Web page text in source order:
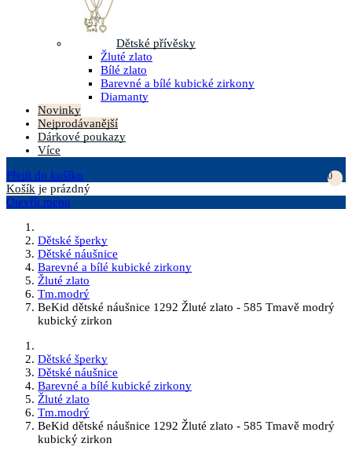
Dětské přívěsky
Žluté zlato
Bílé zlato
Barevné a bílé kubické zirkony
Diamanty
Novinky
Nejprodávanější
Dárkové poukazy
Více
Přejít do košíku
0
Košík je prázdný
Otevřít menu
Dětské šperky
Dětské náušnice
Barevné a bílé kubické zirkony
Žluté zlato
Tm.modrý
BeKid dětské náušnice 1292 Žluté zlato - 585 Tmavě modrý
kubický zirkon
Dětské šperky
Dětské náušnice
Barevné a bílé kubické zirkony
Žluté zlato
Tm.modrý
BeKid dětské náušnice 1292 Žluté zlato - 585 Tmavě modrý
kubický zirkon